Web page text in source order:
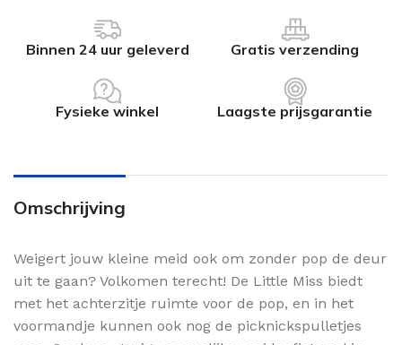
Binnen 24 uur geleverd Gratis verzending
Fysieke winkel Laagste prijsgarantie
Omschrijving
Weigert jouw kleine meid ook om zonder pop de deur
uit te gaan? Volkomen terecht! De Little Miss biedt
met het achterzitje ruimte voor de pop, en in het
voormandje kunnen ook nog de picknickspulletjes